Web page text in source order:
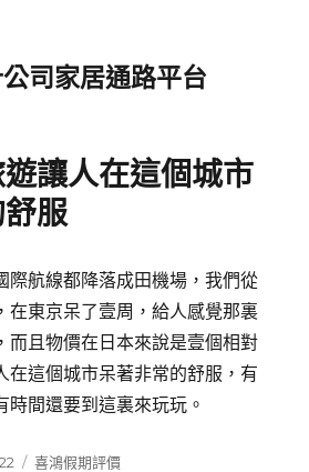
司家居通路平台
讓人在這個城市
服
際航線都降落成田機場，我們從
在東京呆了壹周，給人感覺那裏
而且物價在日本來說是壹個相對
在這個城市呆著非常的舒服，有
時間還要到這裏來玩玩。
分
喜鴻假期評價